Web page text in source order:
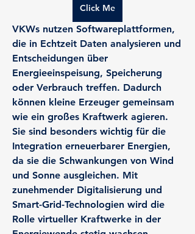
Click Me
VKWs nutzen Softwareplattformen,
die in Echtzeit Daten analysieren und
Entscheidungen über
Energieeinspeisung, Speicherung
oder Verbrauch treffen. Dadurch
können kleine Erzeuger gemeinsam
wie ein großes Kraftwerk agieren.
Sie sind besonders wichtig für die
Integration erneuerbarer Energien,
da sie die Schwankungen von Wind
und Sonne ausgleichen. Mit
zunehmender Digitalisierung und
Smart-Grid-Technologien wird die
Rolle virtueller Kraftwerke in der